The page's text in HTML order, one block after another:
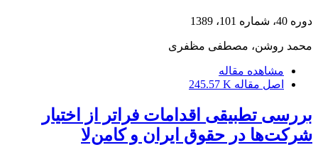
دوره 40، شماره 101، 1389
محمد روشن، مصطفی مظفری
مشاهده مقاله
اصل مقاله 245.57 K
بررسی تطبیقی اقدامات فراتر از اختیار
شرکت‌ها در حقوق ایران و کامن‌لا